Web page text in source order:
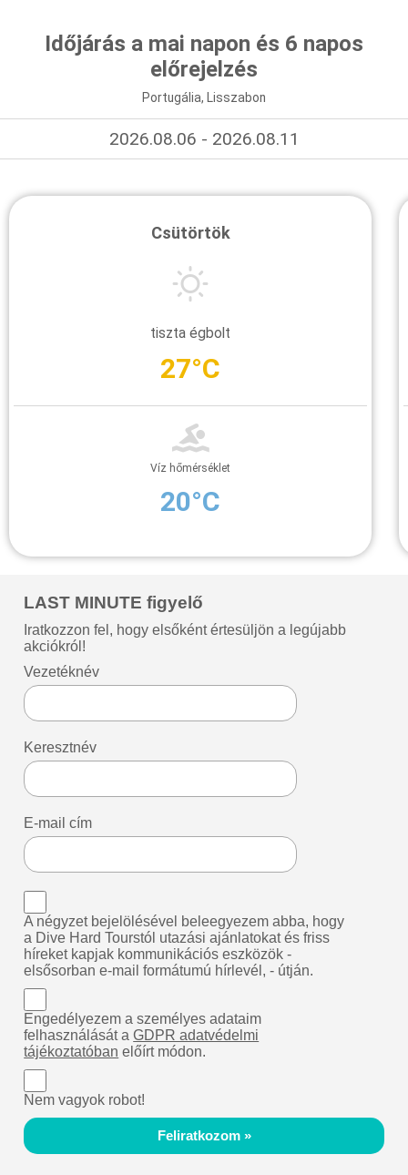
Időjárás a mai napon és 6 napos
előrejelzés
Portugália, Lisszabon
2026.08.06 - 2026.08.11
Csütörtök
tiszta égbolt
27°C
Víz hőmérséklet
20°C
LAST MINUTE figyelő
Iratkozzon fel, hogy elsőként értesüljön a legújabb
akciókról!
Vezetéknév
Keresztnév
E-mail cím
A négyzet bejelölésével beleegyezem abba, hogy
a Dive Hard Tourstól utazási ajánlatokat és friss
híreket kapjak kommunikációs eszközök -
elsősorban e-mail formátumú hírlevél, - útján.
Engedélyezem a személyes adataim
felhasználását aGDPR adatvédelmi
tájékoztatóban előírt módon.
Nem vagyok robot!
Feliratkozom »